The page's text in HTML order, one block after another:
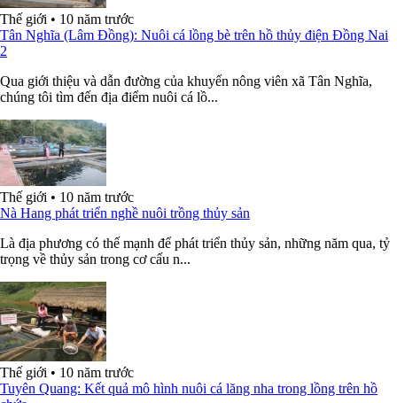
Thế giới • 10 năm trước
Tân Nghĩa (Lâm Đồng): Nuôi cá lồng bè trên hồ thủy điện Đồng Nai
2
Qua giới thiệu và dẫn đường của khuyến nông viên xã Tân Nghĩa,
chúng tôi tìm đến địa điểm nuôi cá lồ...
Thế giới • 10 năm trước
Nà Hang phát triển nghề nuôi trồng thủy sản
Là địa phương có thế mạnh để phát triển thủy sản, những năm qua, tỷ
trọng về thủy sản trong cơ cấu n...
Thế giới • 10 năm trước
Tuyên Quang: Kết quả mô hình nuôi cá lăng nha trong lồng trên hồ